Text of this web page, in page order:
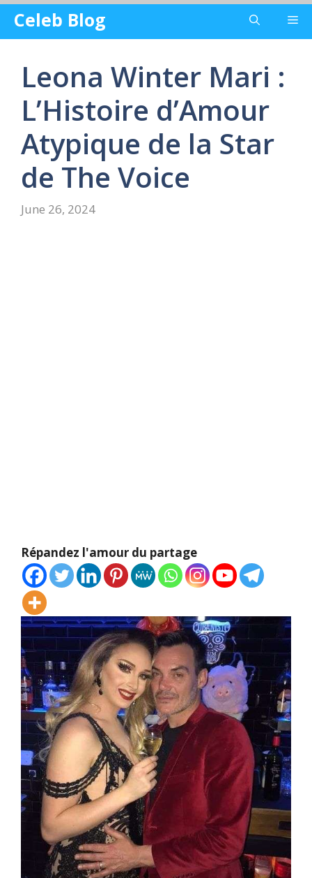
Skip
content
Celeb Blog
Leona Winter Mari :
L’Histoire d’Amour
Atypique de la Star
de The Voice
June 26, 2024
Répandez l'amour du partage